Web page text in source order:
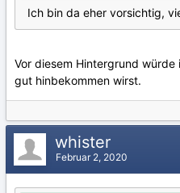
Ich bin da eher vorsichtig,
Vor diesem Hintergrund
gut hinbekommen wirst.
whister
Februar 2, 2020